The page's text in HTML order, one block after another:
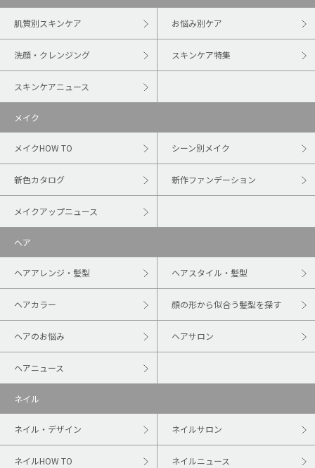
肌質別スキンケア お悩み別ケア
洗顔・クレンジング スキンケア特集
スキンケアニュース
メイク
メイクHOW TO シーン別メイク
新色カタログ 新作ファンデーション
メイクアップニュース
ヘア
ヘアアレンジ・髪型 ヘアスタイル・髪型
ヘアカラー 顔の形から似合う髪型を探す
ヘアのお悩み ヘアサロン
ヘアニュース
ネイル
ネイル・デザイン ネイルサロン
ネイルHOW TO ネイルニュース